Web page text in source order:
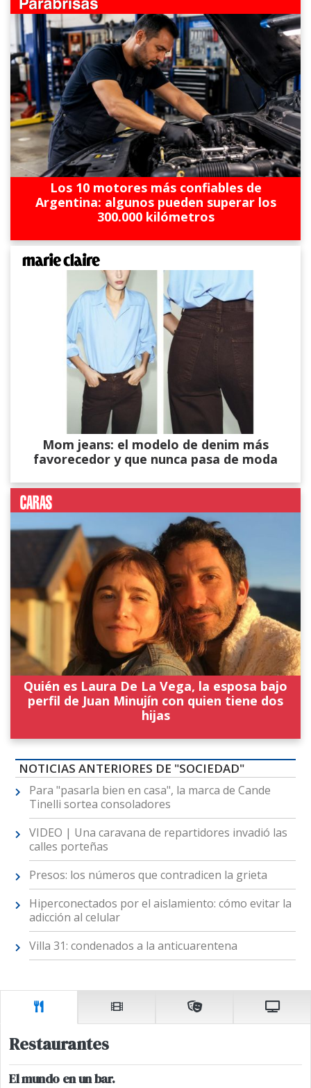
Los 10 motores más confiables de
Argentina: algunos pueden superar los
300.000 kilómetros
Mom jeans: el modelo de denim más
favorecedor y que nunca pasa de moda
Quién es Laura De La Vega, la esposa bajo
perfil de Juan Minujín con quien tiene dos
hijas
NOTICIAS ANTERIORES DE "SOCIEDAD"
Para "pasarla bien en casa", la marca de Cande
Tinelli sortea consoladores
VIDEO | Una caravana de repartidores invadió las
calles porteñas
Presos: los números que contradicen la grieta
Hiperconectados por el aislamiento: cómo evitar la
adicción al celular
Villa 31: condenados a la anticuarentena
Restaurantes
El mundo en un bar.